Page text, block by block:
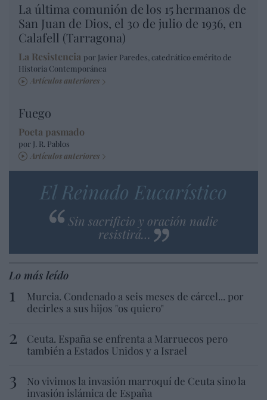
La última comunión de los 15 hermanos de
San Juan de Dios, el 30 de julio de 1936, en
Calafell (Tarragona)
La Resistencia por Javier Paredes, catedrático emérito de
Historia Contemporánea
Artículos anteriores
Fuego
Poeta pasmado
por J. R. Pablos
Artículos anteriores
El Reinado Eucarístico
Sin sacrificio y oración nadie
resistirá…
Lo más leído
Murcia. Condenado a seis meses de cárcel... por
decirles a sus hijos "os quiero"
Ceuta. España se enfrenta a Marruecos pero
también a Estados Unidos y a Israel
No vivimos la invasión marroquí de Ceuta sino la
invasión islámica de España